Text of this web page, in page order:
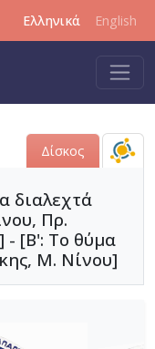
Ελληνικά English
Δίσκος
διαλεχτά
Πρ.
- [Β': Το θύμα
Μ. Νίνου]